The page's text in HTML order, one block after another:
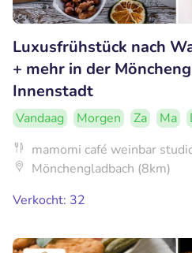
Luxusfrühstück nach
+ mehr in der
Innenstadt
Vandaag Morgen Za Ma
mamomi café weinbar
Mönchengladbach (8km)
Verkocht: 32